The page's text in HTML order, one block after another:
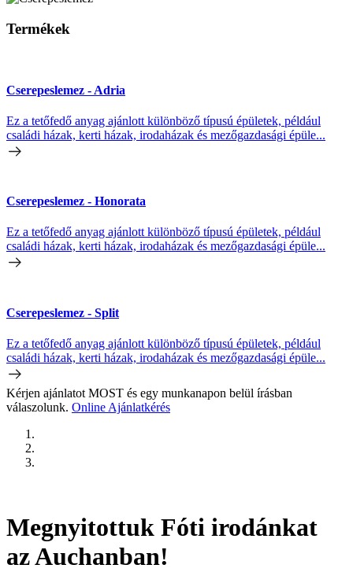
Termékek
Cserepeslemez - Adria
Ez a tetőfedő anyag ajánlott különböző típusú épületek, például
családi házak, kerti házak, irodaházak és mezőgazdasági épüle...
Cserepeslemez - Honorata
Ez a tetőfedő anyag ajánlott különböző típusú épületek, például
családi házak, kerti házak, irodaházak és mezőgazdasági épüle...
Cserepeslemez - Split
Ez a tetőfedő anyag ajánlott különböző típusú épületek, például
családi házak, kerti házak, irodaházak és mezőgazdasági épüle...
Kérjen ajánlatot MOST és egy munkanapon belül írásban
válaszolunk. Online Ajánlatkérés
Megnyitottuk Fóti irodánkat
az Auchanban!